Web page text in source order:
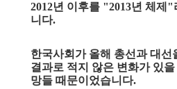
2012년 이후를 "2013년 체제
니다.
한국사회가 올해 총선과 대선
결과로 적지 않은 변화가 있
망들 때문이었습니다.